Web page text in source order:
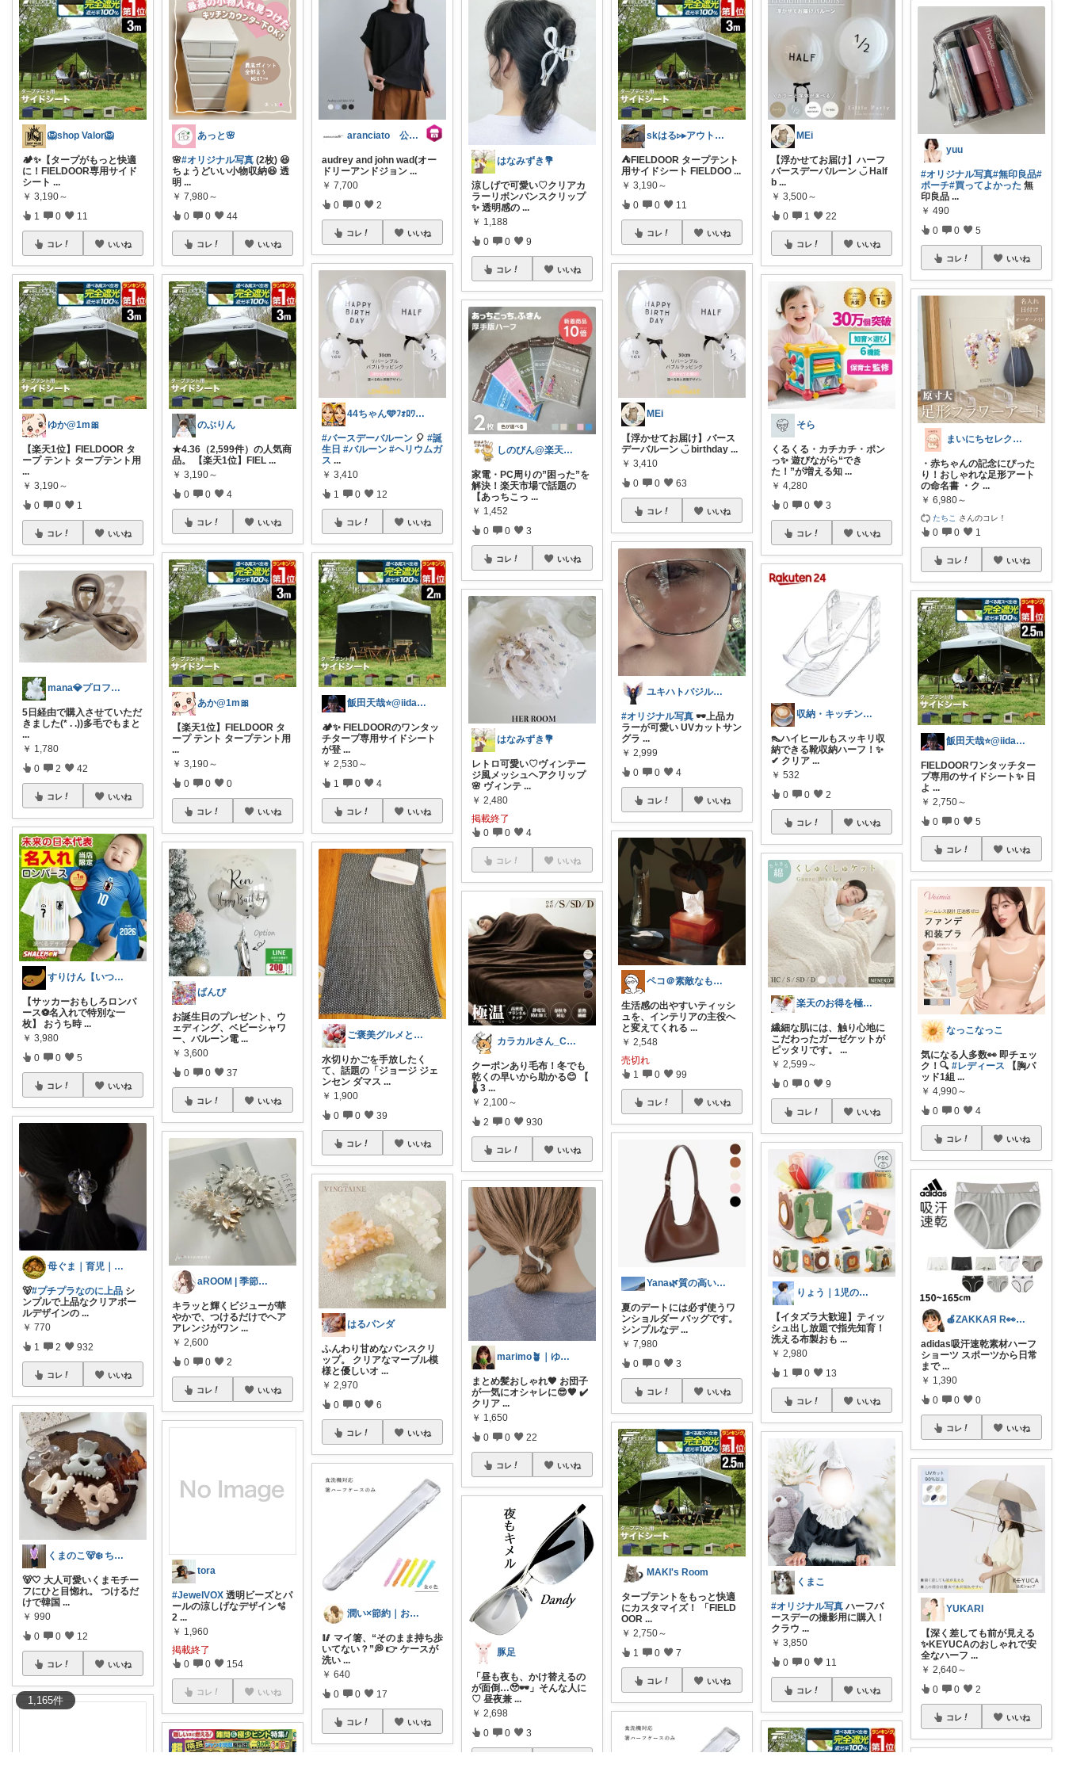
1,165件
🦁shop Valor🦁
🏕️✨【タープがもっと快適
に！FIELDOOR専用サイド
シート ...
￥ 3,190～
1 0 11
コレ いいね
ゆか@1m🎀
【楽天1位】FIELDOOR タ
ープ テント タープテント用
...
￥ 3,190～
0 0 1
コレ いいね
mana💎プロフ参照願♡次回12日
5日経由で購入させていただ
きました(* . .))多毛でもまと
...
￥ 1,780
0 2 42
コレ いいね
すりけん【いつもありがとう😊】
【サッカーおもしろロンパ
ース⚽名入れで特別な一
枚】 おうち時 ...
￥ 3,980
0 0 5
コレ いいね
母ぐま｜育児｜シンプルライフ｜朝コレ
🐻#プチプラなのに上品 シ
ンプルで上品なクリアボー
ルデザインの ...
￥ 770
1 2 932
コレ いいね
くまのこ🐻‍❄️ ちいさなきらめき日和
🐻🤍 大人可愛いくまモチー
フにひと目惚れ。 つけるだ
けで韓国 ...
￥ 990
0 0 12
コレ いいね
あっと🌸
🌸#オリジナル写真 (2枚) 😆
ちょうどいい小物収納😆 透
明 ...
￥ 7,980～
0 0 44
コレ いいね
のぶりん
★4.36（2,599件）の人気商
品。 【楽天1位】FIEL ...
￥ 3,190～
0 0 4
コレ いいね
あか@1m🎀
【楽天1位】FIELDOOR タ
ープ テント タープテント用
...
￥ 3,190～
0 0 0
コレ いいね
ばんび
お誕生日のプレゼント、ウ
ェディング、ベビーシャワ
ー、バルーン電 ...
￥ 3,600
0 0 37
コレ いいね
aROOM | 季節と贈り物のある暮らし
キラッと輝くビジューが華
やかで、つけるだけでヘア
アレンジがワン ...
￥ 2,600
0 0 2
コレ いいね
tora
#JewelVOX 透明ビーズとパ
ールの涼しげなデザイン🫧
2 ...
￥ 1,960
掲載終了
0 0 154
コレ いいね
aranciato 公式アカウント
audrey and john wad(オー
ドリーアンドジョン ...
￥ 7,700
0 0 2
コレ いいね
44ちゃん🩵ﾌｫﾛﾜｰ様から購入
#バースデーバルーン 🎈#誕
生日 #バルーン #ヘリウムガ
ス ...
￥ 3,410
1 0 12
コレ いいね
飯田天哉⭐️@iida.tennya
🏕️✨ FIELDOORのワンタッ
チタープ専用サイドシート
が登 ...
￥ 2,530～
1 0 4
コレ いいね
ご褒美グルメと便利キッチン
水切りかごを手放したく
て、話題の「ジョージ ジェ
ンセン ダマス ...
￥ 1,900
0 0 39
コレ いいね
はるパンダ
ふんわり甘めなバンスクリ
ップ。 クリアなマーブル模
様と優しいオ ...
￥ 2,970
0 0 6
コレ いいね
潤い×節約｜お得楽天ROOM
🥢 マイ箸、“そのまま持ち歩
いてない？”💭 👉 ケースが
洗い ...
￥ 640
0 0 17
コレ いいね
はなみずき💐
涼しげで可愛い♡クリアカ
ラーリボンバンスクリップ
✨ 透明感の ...
￥ 1,188
0 0 9
コレ いいね
しのびん@楽天Room
家電・PC周りの”困った”を
解決！楽天市場で話題の
【あっちこっ ...
￥ 1,452
0 0 3
コレ いいね
はなみずき💐
レトロ可愛い♡ヴィンテー
ジ風メッシュヘアクリップ
🌸 ヴィンテ ...
￥ 2,480
掲載終了
0 0 4
コレ いいね
カラカルさん_CRCL😺朝コレ4時
クーポンあり毛布！冬でも
乾くの早いから助かる😊 【
🌡️ 3 ...
￥ 2,100～
2 0 930
コレ いいね
marimo🪴｜ゆるっと大人可愛い
まとめ髪おしゃれ🖤 お団子
が一気にオシャレに😎🧡 ✔️
クリア ...
￥ 1,650
0 0 22
コレ いいね
豚足
「昼も夜も、かけ替えるの
が面倒…🥹🕶️」そんな人に
♡ 昼夜兼 ...
￥ 2,698
0 0 3
skはる▹▸ アウトドア×お得な暮らし
⛺FIELDOOR タープテント
用サイドシート FIELDOO ...
￥ 3,190～
0 0 11
コレ いいね
MEi
【浮かせてお届け】バース
デーバルーン ◡̈ birthday...
￥ 3,410
0 0 63
コレ いいね
ユキハトバジルのゴルフコーデ⛳️
#オリジナル写真 🕶️上品カ
ラーが可愛い UVカットサン
グラ ...
￥ 2,999
0 0 4
コレ いいね
ペコ＠素敵なものを紹介しています
生活感の出やすいティッシ
ュを、インテリアの主役へ
と変えてくれる ...
￥ 2,548
売切れ
1 0 99
コレ いいね
Yana🌿質の高い暮らしのROOM
夏のデートには必ず使うワ
ンショルダー バッグです。
シンプルなデ ...
￥ 7,980
0 0 3
コレ いいね
MAKI's Room
タープテントをもっと快適
にカスタマイズ！ 「FIELD
OOR...
￥ 2,750～
1 0 7
コレ いいね
MEi
【浮かせてお届け】ハーフ
バースデーバルーン ◡̈ Half
b ...
￥ 3,500～
0 1 22
コレ いいね
そら
くるくる・カチカチ・ポン
っ✨ 遊びながら“でき
た！”が増える知 ...
￥ 4,280
0 0 3
コレ いいね
収納・キッチン・暮らし
👠ハイヒールもスッキリ収
納できる靴収納ハーフ！✨
✔ クリア ...
￥ 532
0 0 2
コレ いいね
楽天のお得を極めるガイド
繊細な肌には、触り心地に
こだわったガーゼケットが
ピッタリです。
...
￥ 2,599～
0 0 9
コレ いいね
りょう｜1児のパパ
【イタズラ大歓迎】ティッ
シュ出し放題で指先知育！
洗える布製おも ...
￥ 2,980
1 0 13
コレ いいね
くまこ
#オリジナル写真 ハーフバ
ースデーの撮影用に購入！
クラウ ...
￥ 3,850
0 0 11
コレ いいね
yuu
#オリジナル写真#無印良品#
ポーチ#買ってよかった 無
印良品...
￥ 490
0 0 5
コレ いいね
まいにちセレクトdays
・赤ちゃんの記念にぴった
り！おしゃれな足形アート
の命名書 ・ク ...
￥ 6,980～
たちこ さんのコレ！
0 0 1
コレ いいね
飯田天哉⭐️@iida.tennya
FIELDOORワンタッチター
プ専用のサイドシート✨ 日
よ ...
￥ 2,750～
0 0 5
コレ いいね
なっこなっこ
気になる人多数👀 即チェッ
ク！🔍#レディース 【胸パ
ッド1組 ...
￥ 4,990～
0 0 4
コレ いいね
🍎ZAKKAЯ R👀M 経由購入感謝
adidas吸汗速乾素材ハーフ
ショーツ スポーツから日常
まで...
￥ 1,390
0 0 0
コレ いいね
YUKARI
【深く差しても前が見える
✨KEYUCAのおしゃれで安
全なハーフ ...
￥ 2,640～
0 0 2
コレ いいね